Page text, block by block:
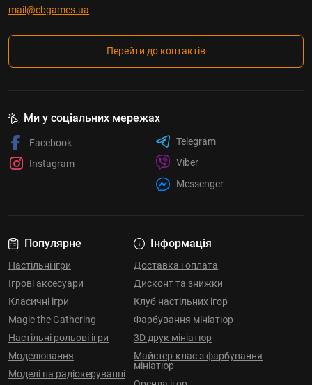
mail@cbgames.ua
Перейти до контактів
Популярне
Настільні ігри
Ігрові аксесуари
Класичні ігри
Magic the Gathering
Настільні рольові ігри
Моделювання
Моделі на радіокеруванні
Інформація
Доставка і оплата
Дисконт та знижки
Клуб настільних ігор
Фарбування мініатюр
3D друк мініатюр
Майстер-клас з фарбування
мініатюр
Ми у соціальних мережах
Facebook
Instagram
Telegram
Viber
Messenger